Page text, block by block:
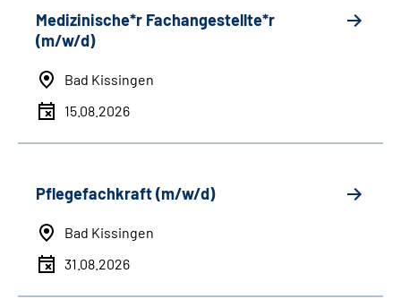
Medizinische*r Fachangestellte*r
(m/w/d)
Bad Kissingen
15.08.2026
Pflegefachkraft (m/w/d)
Bad Kissingen
31.08.2026